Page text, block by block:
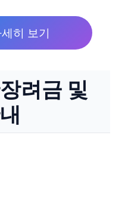
히 보기
려금 및